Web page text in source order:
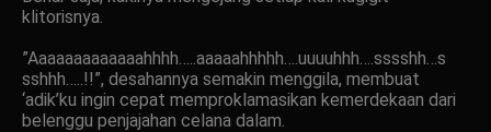
klitorisnya.
”Aaaaaaaaaaaaahhhh…..aaaaahhhhh….uuuuhhh….sssshh…s
sshhh…..!!”, desahannya semakin menggila, membuat
‘adik’ku ingin cepat memproklamasikan kemerdekaan dari
belenggu penjajahan celana dalam.